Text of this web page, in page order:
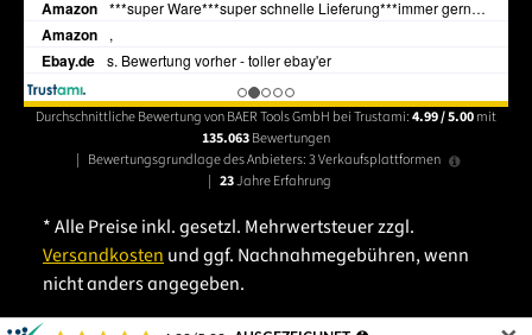
Durchschnittliche Bewertung von BAER Tools GmbH bei Trustami:4.99 / 5.00mit
135.063Bewertungen
| Bewertungsgrundlage des Anbieters: 3 Verkaufsplattformen
| 23Jahre Erfahrung
* Alle Preise inkl. gesetzl. Mehrwertsteuer zzgl.
Versandkosten und ggf. Nachnahmegebühren, wenn
nicht anders angegeben.